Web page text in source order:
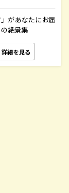
があなたにお届
絶景集
詳細を見る